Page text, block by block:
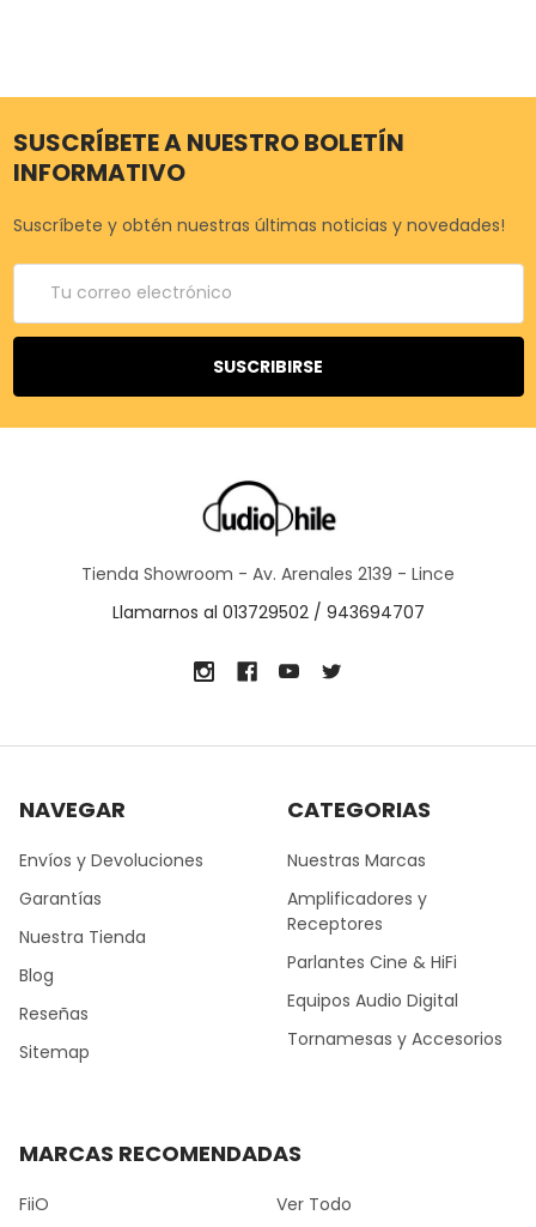
SUSCRÍBETE A NUESTRO BOLETÍN
INFORMATIVO
Suscríbete y obtén nuestras últimas noticias y novedades!
Correo
electrónico
Tienda Showroom - Av. Arenales 2139 - Lince
Llamarnos al 013729502 / 943694707
NAVEGAR
Envíos y Devoluciones
Garantías
Nuestra Tienda
Blog
Reseñas
Sitemap
CATEGORIAS
Nuestras Marcas
Amplificadores y
Receptores
Parlantes Cine & HiFi
Equipos Audio Digital
Tornamesas y Accesorios
MARCAS RECOMENDADAS
FiiO Ver Todo